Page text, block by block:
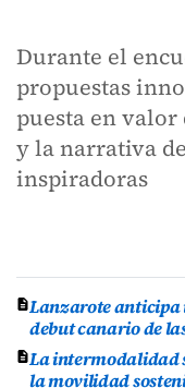
Durante el
propuestas
puesta en
y la narrativa
inspiradoras
Lanzarote anticipa
debut canario de las
La intermodalidad
la movilidad